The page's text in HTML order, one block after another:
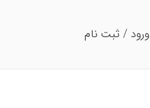
ورود / ثبت نام